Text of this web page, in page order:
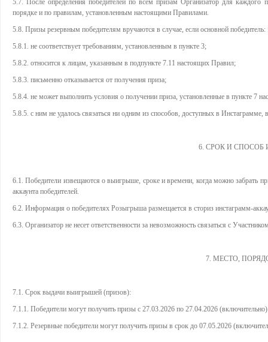
5.7. После определения победителей по всем призам Организатор для каждого
порядке и по правилам, установленным настоящими Правилами.
5.8. Призы резервным победителям вручаются в случае, если основной победитель:
5.8.1. не соответствует требованиям, установленным в пункте 3;
5.8.2. относится к лицам, указанным в подпункте 7.11 настоящих Правил;
5.8.3. письменно отказывается от получения приза;
5.8.4. не может выполнить условия о получении приза, установленные в пункте 7
5.8.5. с ним не удалось связаться ни одним из способов, доступных в
6. СРОК И
6.1. Победители извещаются о выигрыше, сроке и времени, когда можно забрать
аккаунта победителей.
6.2. Информация о победителях Розыгрыша размещается в сториз инстаграмм-
6.3. Организатор не несет ответственности за невозможность связаться с
7. МЕСТО,
7.1. Срок выдачи выигрышей (призов):
7.1.1. Победители могут получить призы с 27.03.2026 по 27.04.2026
7.1.2. Резервные победители могут получить призы в срок до 07.05.2026